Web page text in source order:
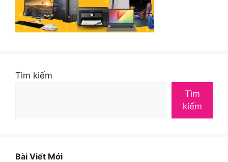
Tìm kiếm
Tìm
kiếm
Bài Viết Mới